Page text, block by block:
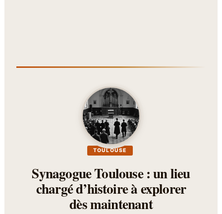
TOULOUSE
Synagogue Toulouse : un lieu
chargé d’histoire à explorer
dès maintenant